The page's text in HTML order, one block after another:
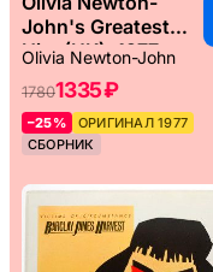
John's Greatest
Hits (UK), 1977
Olivia Newton-John
17801335 ₽
–25%
ОРИГИНАЛ 1977
СБОРНИК